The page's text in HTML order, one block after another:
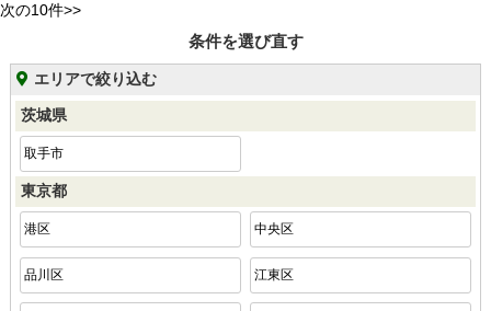
次の10件>>
条件を選び直す
エリアで絞り込む
茨城県
取手市
東京都
港区 中央区
品川区 江東区